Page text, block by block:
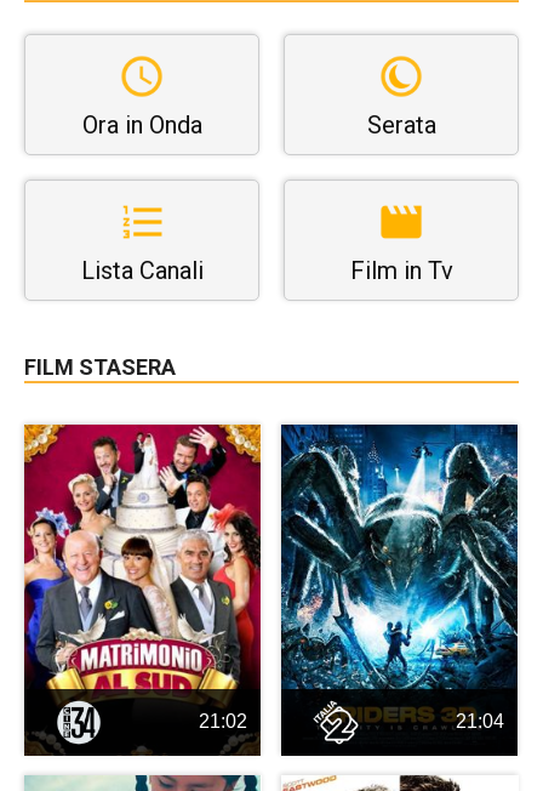
Ora in Onda Serata
Lista Canali Film in Tv
FILM STASERA
21:02 21:04